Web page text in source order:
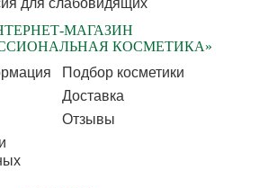
для слабовидящих
МАГАЗИН
КОСМЕТИКА»
Подбор косметики
Доставка
Отзывы